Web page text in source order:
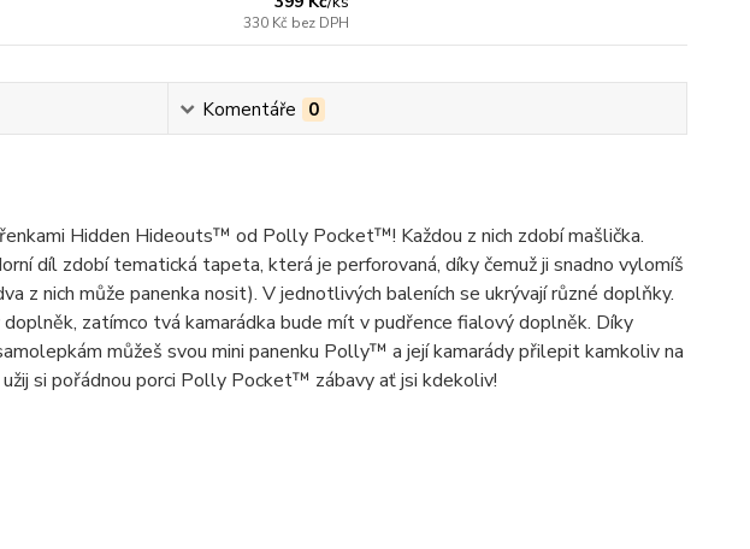
330 Kč bez DPH
Komentáře 0
Hidden Hideouts™ od Polly Pocket™! Každou z nich zdobí mašlička.
díl zdobí tematická tapeta, která je perforovaná, díky čemuž ji snadno vylomíš
z nich může panenka nosit). V jednotlivých baleních se ukrývají různé doplňky.
zatímco tvá kamarádka bude mít v pudřence fialový doplněk. Díky
můžeš svou mini panenku Polly™ a její kamarády přilepit kamkoliv na
si pořádnou porci Polly Pocket™ zábavy ať jsi kdekoliv!